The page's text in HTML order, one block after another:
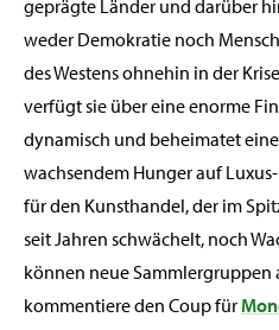
geprägte Länder und darüber
weder Demokratie noch
des Westens ohnehin in der
verfügt sie über eine enorme
dynamisch und beheimatet
wachsendem Hunger auf
für den Kunsthandel, der im
seit Jahren schwächelt, noch
können neue Sammlergruppen
kommentiere den Coup für